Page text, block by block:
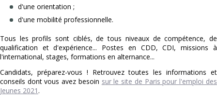
d'une orientation ;
d'une mobilité professionnelle.
Tous les profils sont ciblés, de tous niveaux de compétence, de
qualification et d'expérience... Postes en CDD, CDI, missions à
l'international, stages, formations en alternance...
Candidats, préparez-vous ! Retrouvez toutes les informations et
conseils dont vous avez besoin sur le site de Paris pour l'emploi des
Jeunes 2021.